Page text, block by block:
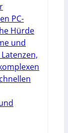
PC-
Hürde
und